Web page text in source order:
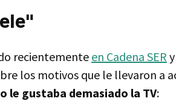
recientemente en Cadena SER
los motivos que le llevaron a
le gustaba demasiado la TV: